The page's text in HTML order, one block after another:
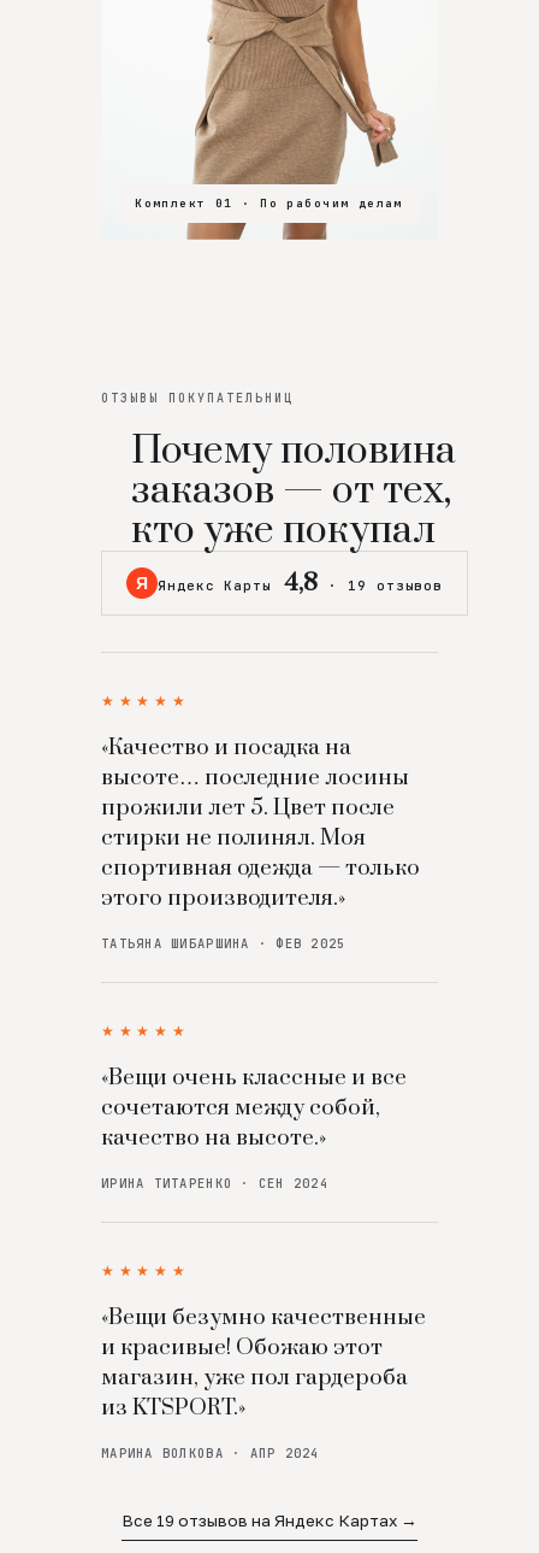
Комплект 01 · По рабочим делам
Комплект 02 · В зал
Комплект 03 · На особенный вечер
ОТЗЫВЫ ПОКУПАТЕЛЬНИЦ
Почему половина
заказов — от тех,
кто уже покупал
Я Яндекс Карты 4,8 · 19 отзывов
★★★★★
«Качество и посадка на
высоте… последние лосины
прожили лет 5. Цвет после
стирки не полинял. Моя
спортивная одежда — только
этого производителя.»
ТАТЬЯНА ШИБАРШИНА · ФЕВ 2025
★★★★★
«Вещи очень классные и все
сочетаются между собой,
качество на высоте.»
ИРИНА ТИТАРЕНКО · СЕН 2024
★★★★★
«Вещи безумно качественные
и красивые! Обожаю этот
магазин, уже пол гардероба
из KTSPORT.»
МАРИНА ВОЛКОВА · АПР 2024
Все 19 отзывов на Яндекс Картах →